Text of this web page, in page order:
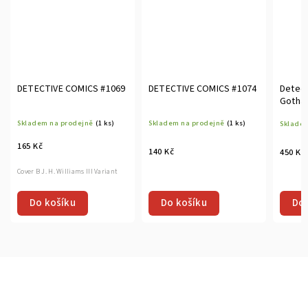
DETECTIVE COMICS #1069
Skladem na prodejně (1 ks)
165 Kč
Do košíku
Cover B J. H. Williams III Variant
DETECTIVE COMICS #1074
Skladem na prodejně (1 ks)
140 Kč
Do košíku
450 Kč